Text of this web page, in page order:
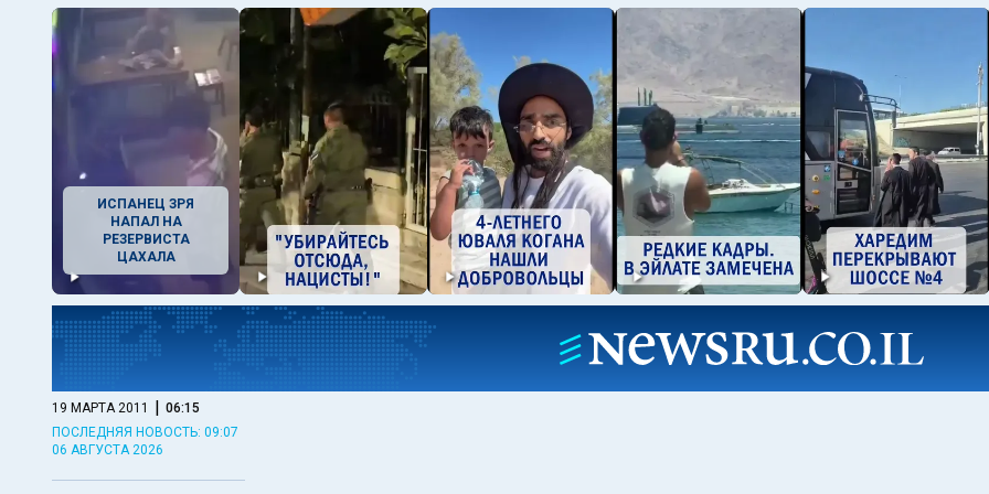
ИСПАНЕЦ ЗРЯ
НАПАЛ НА
РЕЗЕРВИСТА
ЦАХАЛА
19 МАРТА 2011 | 06:15
ПОСЛЕДНЯЯ НОВОСТЬ: 09:07
06 АВГУСТА 2026